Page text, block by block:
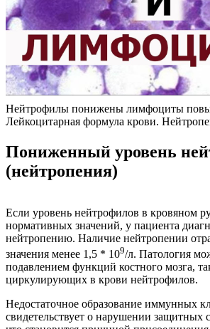
Нейтрофилы понижены лимфоциты
Лейкоцитарная формула крови.
Пониженный уровень
(нейтропения)
Если уровень нейтрофилов в кровяном
нормативных значений, у пациента
нейтропению. Наличие нейтропении
значения менее 1,5 * 109/л. Патология
подавлением функций костного мозга,
циркулирующих в крови нейтрофилов.
Недостаточное образование иммунных
свидетельствует о нарушении защитных